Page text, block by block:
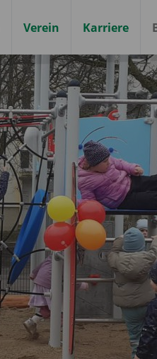
Verein Karriere